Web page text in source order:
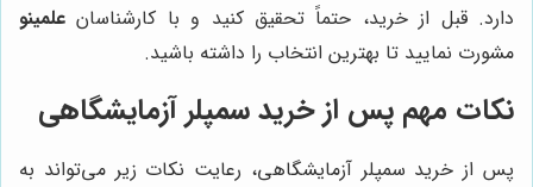
دارد. قبل از خرید، حتماً تحقیق کنید و با کارشناسان علمینو
مشورت نمایید تا بهترین انتخاب را داشته باشید.
نکات مهم پس از خرید سمپلر آزمایشگاهی
پس از خرید سمپلر آزمایشگاهی، رعایت نکات زیر می‌تواند به